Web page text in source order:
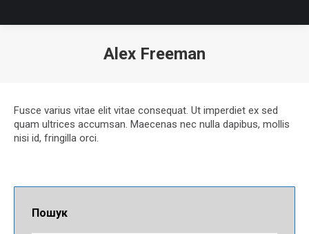
Alex Freeman
Fusce varius vitae elit vitae consequat. Ut imperdiet ex sed
quam ultrices accumsan. Maecenas nec nulla dapibus, mollis
nisi id, fringilla orci.
Пошук